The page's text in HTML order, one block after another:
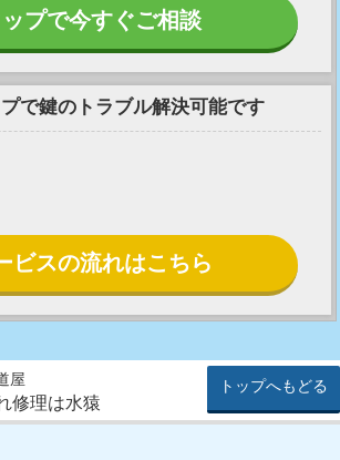
プで今すぐご相談
で鍵のトラブル解決可能です
ビスの流れはこちら
屋
修理は水猿
トップへもどる